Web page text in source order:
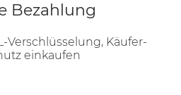
Bezahlung
Verschlüsselung, Käufer-
einkaufen